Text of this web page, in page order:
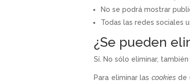
No se podrá mostrar
Todas las redes sociales
¿Se pueden
Sí. No sólo eliminar,
Para eliminar las cookiesde